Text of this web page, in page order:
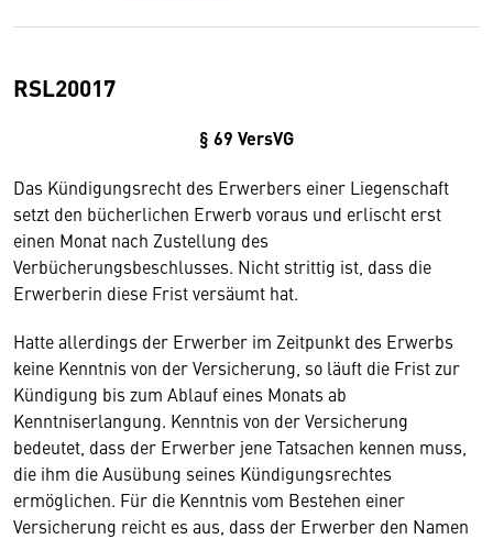
RSL20017
§ 69 VersVG
Das Kündigungsrecht des Erwerbers einer Liegenschaft
setzt den bücherlichen Erwerb voraus und erlischt erst
einen Monat nach Zustellung des
Verbücherungsbeschlusses. Nicht strittig ist, dass die
Erwerberin diese Frist versäumt hat.
Hatte allerdings der Erwerber im Zeitpunkt des Erwerbs
keine Kenntnis von der Versicherung, so läuft die Frist zur
Kündigung bis zum Ablauf eines Monats ab
Kenntniserlangung. Kenntnis von der Versicherung
bedeutet, dass der Erwerber jene Tatsachen kennen muss,
die ihm die Ausübung seines Kündigungsrechtes
ermöglichen. Für die Kenntnis vom Bestehen einer
Versicherung reicht es aus, dass der Erwerber den Namen